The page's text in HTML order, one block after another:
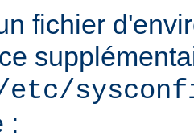
fichier
etc/
: